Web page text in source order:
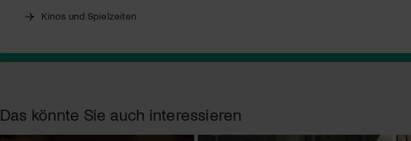
Kinos und Spielzeiten
Das könnte Sie auch interessieren